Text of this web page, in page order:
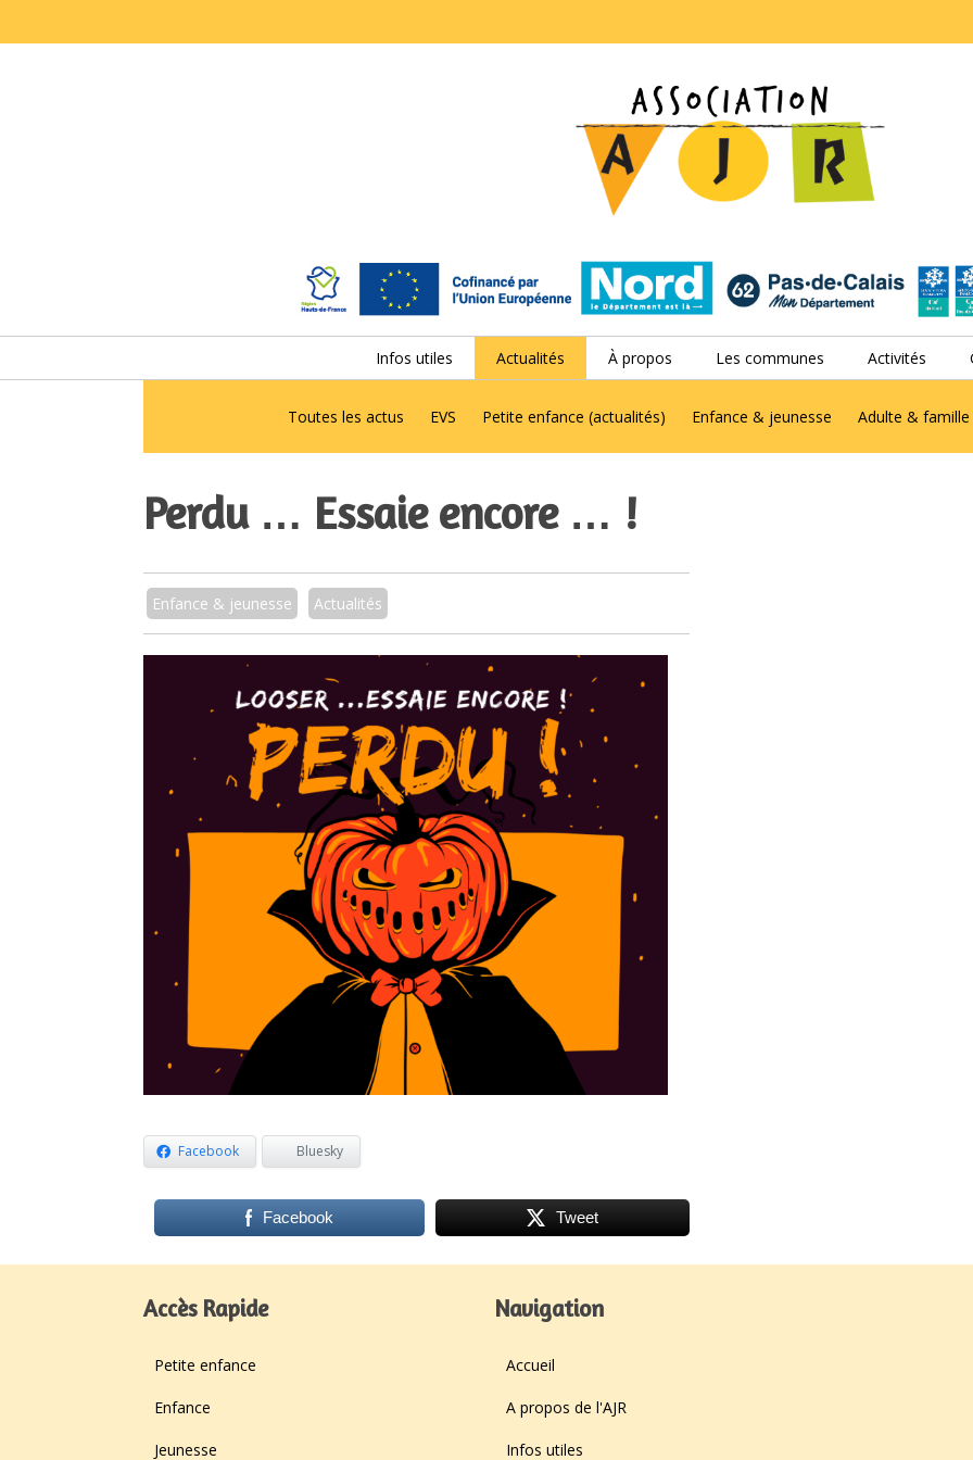
Infos utiles Actualités À propos Les communes Activités
Toutes les actus EVS Petite enfance (actualités) Enfance & jeunesse Adulte & famille
Perdu … Essaie encore … !
Enfance & jeunesse Actualités
Facebook Bluesky
Facebook Tweet
Accès Rapide
Petite enfance
Enfance
Jeunesse
Navigation
Accueil
A propos de l'AJR
Infos utiles